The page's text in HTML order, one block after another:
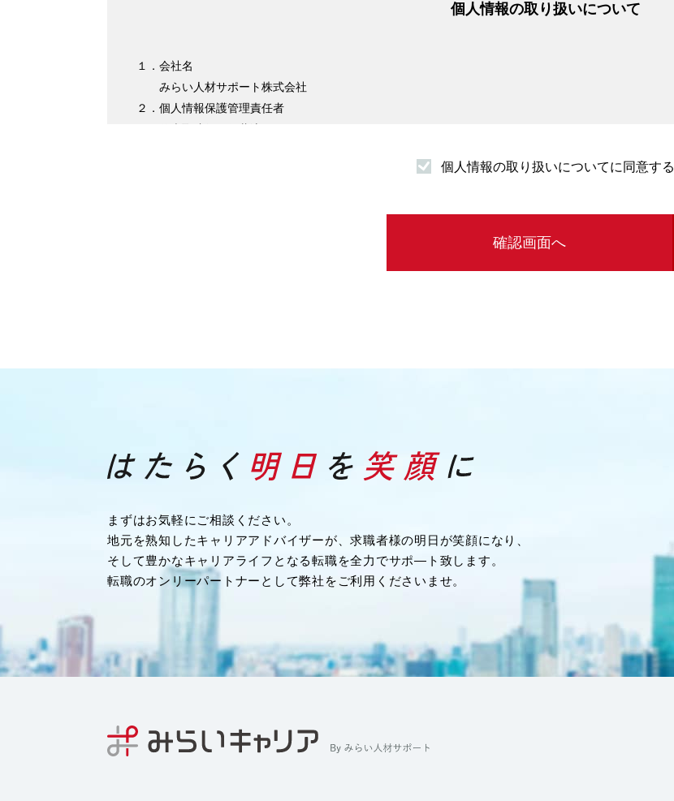
個人情報の取り扱いについて
１．会社名
みらい人材サポート株式会社
２．個人情報保護管理責任者
・企業様へ各種連絡を行うため
・応募や採用面接、業務連絡を行う為
（５）当社従業者の情報
・人事や労務、福利厚生などの業務連絡のため
る場合があります。ただし、委託先に開示するお客様の個人情報は、当該業務の委託に必要となる
最小限の個人情報のみとし、かつ使用範囲もその範囲に限定します。
尚、委託先は、十分な個人情報の保護水準を満たしている委託先を選定し、安全管理が図られるよ
５．個人情報の第三者への提供について
個人情報の取り扱いについてに同意する
確認画面へ
まずはお気軽にご相談ください。
地元を熟知したキャリアアドバイザーが、求職者様の明日が笑顔になり、
そして豊かなキャリアライフとなる転職を全力でサポ―ト致します。
転職のオンリーパートナーとして弊社をご利用くださいませ。